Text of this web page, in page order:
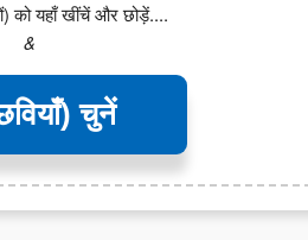
को यहाँ खींचें और छोड़ें....
&
चुनें